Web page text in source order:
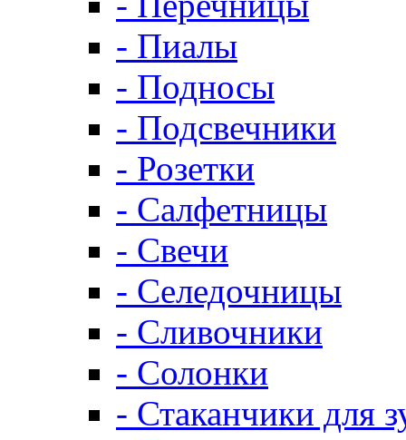
- Пиалы
- Подносы
- Подсвечники
- Розетки
- Салфетницы
- Свечи
- Селедочницы
- Сливочники
- Солонки
- Стаканчики для